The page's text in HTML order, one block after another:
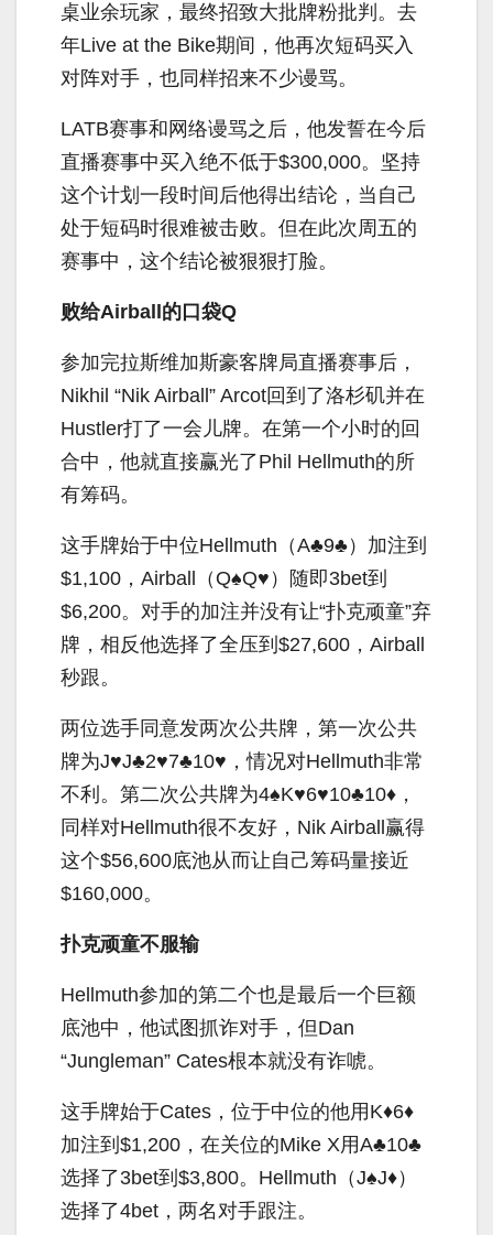
桌业余玩家，最终招致大批牌粉批判。去
年Live at the Bike期间，他再次短码买入
对阵对手，也同样招来不少谩骂。
LATB赛事和网络谩骂之后，他发誓在今后
直播赛事中买入绝不低于$300,000。坚持
这个计划一段时间后他得出结论，当自己
处于短码时很难被击败。但在此次周五的
赛事中，这个结论被狠狠打脸。
败给Airball的口袋Q
参加完拉斯维加斯豪客牌局直播赛事后，
Nikhil “Nik Airball” Arcot回到了洛杉矶并在
Hustler打了一会儿牌。在第一个小时的回
合中，他就直接赢光了Phil Hellmuth的所
有筹码。
这手牌始于中位Hellmuth（A♣9♣）加注到
$1,100，Airball（Q♠Q♥）随即3bet到
$6,200。对手的加注并没有让“扑克顽童”弃
牌，相反他选择了全压到$27,600，Airball
秒跟。
两位选手同意发两次公共牌，第一次公共
牌为J♥J♣2♥7♣10♥，情况对Hellmuth非常
不利。第二次公共牌为4♠K♥6♥10♣10♦，
同样对Hellmuth很不友好，Nik Airball赢得
这个$56,600底池从而让自己筹码量接近
$160,000。
扑克顽童不服输
Hellmuth参加的第二个也是最后一个巨额
底池中，他试图抓诈对手，但Dan
“Jungleman” Cates根本就没有诈唬。
这手牌始于Cates，位于中位的他用K♦6♦
加注到$1,200，在关位的Mike X用A♣10♣
选择了3bet到$3,800。Hellmuth（J♠J♦）
选择了4bet，两名对手跟注。